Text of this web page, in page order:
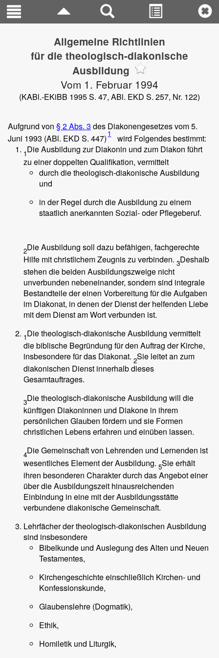
Allgemeine Richtlinien
für die theologisch-diakonische
Ausbildung
Vom 1. Februar 1994
(KABl.-EKiBB 1995 S. 47, ABl. EKD S. 257, Nr. 122)
Aufgrund von § 2 Abs. 3 des Diakonengesetzes vom 5.
Juni 1993 (ABl. EKD S. 447) 1 wird Folgendes bestimmt:
1Die Ausbildung zur Diakonin und zum Diakon führt
zu einer doppelten Qualifikation, vermittelt
durch die theologisch-diakonische Ausbildung
und
in der Regel durch die Ausbildung zu einem
staatlich anerkannten Sozial- oder Pflegeberuf.
2Die Ausbildung soll dazu befähigen, fachgerechte
Hilfe mit christlichem Zeugnis zu verbinden. 3Deshalb
stehen die beiden Ausbildungszweige nicht
unverbunden nebeneinander, sondern sind integrale
Bestandteile der einen Vorbereitung für die Aufgaben
im Diakonat, in denen der Dienst der helfenden Liebe
mit dem Dienst am Wort verbunden ist.
1Die theologisch-diakonische Ausbildung vermittelt
die biblische Begründung für den Auftrag der Kirche,
insbesondere für das Diakonat. 2Sie leitet an zum
diakonischen Dienst innerhalb dieses
Gesamtauftrages.
3Die theologisch-diakonische Ausbildung will die
künftigen Diakoninnen und Diakone in ihrem
persönlichen Glauben fördern und sie Formen
christlichen Lebens erfahren und einüben lassen.
4Die Gemeinschaft von Lehrenden und Lernenden ist
wesentliches Element der Ausbildung. 5Sie erhält
ihren besonderen Charakter durch das Angebot einer
über die Ausbildungszeit hinausreichenden
Einbindung in eine mit der Ausbildungsstätte
verbundene diakonische Gemeinschaft.
Lehrfächer der theologisch-diakonischen Ausbildung
sind insbesondere
Bibelkunde und Auslegung des Alten und Neuen
Testamentes,
Kirchengeschichte einschließlich Kirchen- und
Konfessionskunde,
Glaubenslehre (Dogmatik),
Ethik,
Homiletik und Liturgik,